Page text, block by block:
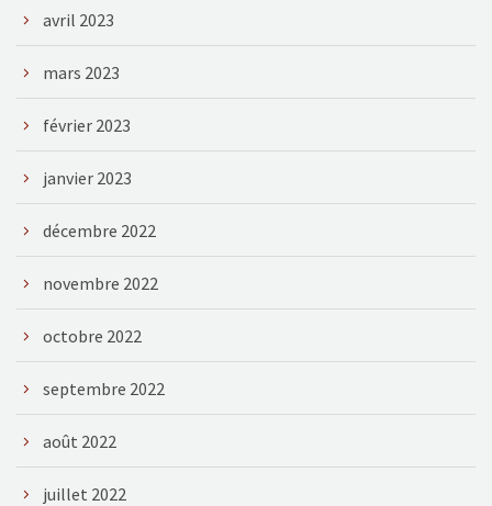
avril 2023
mars 2023
février 2023
janvier 2023
décembre 2022
novembre 2022
octobre 2022
septembre 2022
août 2022
juillet 2022